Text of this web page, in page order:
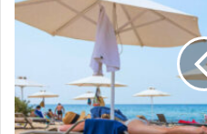
τ
λ
ε
κ